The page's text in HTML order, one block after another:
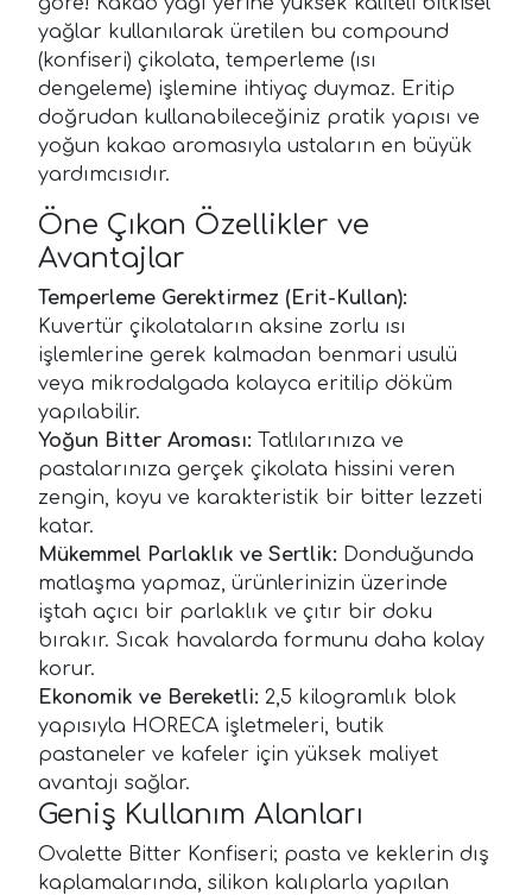
yağlar kullanılarak üretilen bu compound
(konfiseri) çikolata, temperleme (ısı
dengeleme) işlemine ihtiyaç duymaz. Eritip
doğrudan kullanabileceğiniz pratik yapısı ve
yoğun kakao aromasıyla ustaların en büyük
yardımcısıdır.
Öne Çıkan Özellikler ve
Avantajlar
Temperleme Gerektirmez (Erit-Kullan):
Kuvertür çikolataların aksine zorlu ısı
işlemlerine gerek kalmadan benmari usulü
veya mikrodalgada kolayca eritilip döküm
yapılabilir.
Yoğun Bitter Aroması: Tatlılarınıza ve
pastalarınıza gerçek çikolata hissini veren
zengin, koyu ve karakteristik bir bitter lezzeti
katar.
Mükemmel Parlaklık ve Sertlik: Donduğunda
matlaşma yapmaz, ürünlerinizin üzerinde
iştah açıcı bir parlaklık ve çıtır bir doku
bırakır. Sıcak havalarda formunu daha kolay
korur.
Ekonomik ve Bereketli: 2,5 kilogramlık blok
yapısıyla HORECA işletmeleri, butik
pastaneler ve kafeler için yüksek maliyet
avantajı sağlar.
Geniş Kullanım Alanları
Ovalette Bitter Konfiseri; pasta ve keklerin dış
kaplamalarında, silikon kalıplarla yapılan